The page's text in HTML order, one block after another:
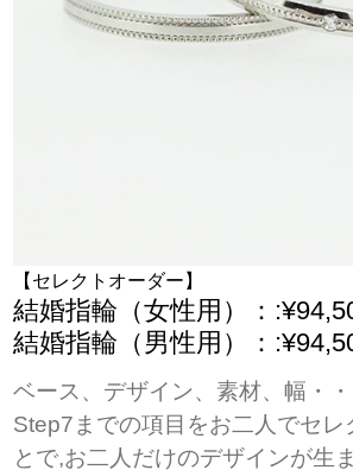
【セレクトオーダー】
結婚指輪（女性用）：
結婚指輪（男性用）：
ベース、デザイン、素材、幅・
Step7までの項目をお二人でセレ
とで,お二人だけのデザインが生